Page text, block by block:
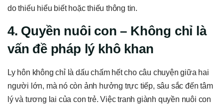
do thiếu hiểu biết hoặc thiếu thông tin.
4. Quyền nuôi con – Không chỉ là
vấn đề pháp lý khô khan
Ly hôn không chỉ là dấu chấm hết cho câu chuyện giữa hai
người lớn, mà nó còn ảnh hưởng trực tiếp, sâu sắc đến tâm
lý và tương lai của con trẻ. Việc tranh giành quyền nuôi con